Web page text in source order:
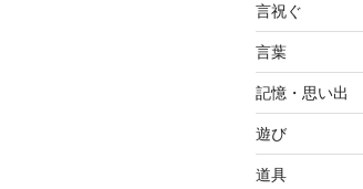
言祝ぐ
言葉
記憶・思い出
遊び
道具